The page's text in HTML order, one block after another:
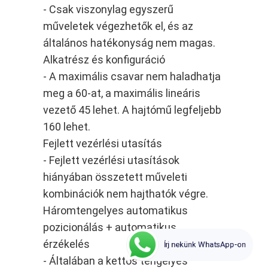
- Csak viszonylag egyszerű
műveletek végezhetők el, és az
általános hatékonyság nem magas.
Alkatrész és konfiguráció
- A maximális csavar nem haladhatja
meg a 60-at, a maximális lineáris
vezető 45 lehet. A hajtómű legfeljebb
160 lehet.
Fejlett vezérlési utasítás
- Fejlett vezérlési utasítások
hiányában összetett műveleti
kombinációk nem hajthatók végre.
Háromtengelyes automatikus
pozicionálás + automatikus
érzékelés
- Általában a kettős tengelyes
Írj nekünk WhatsApp-on